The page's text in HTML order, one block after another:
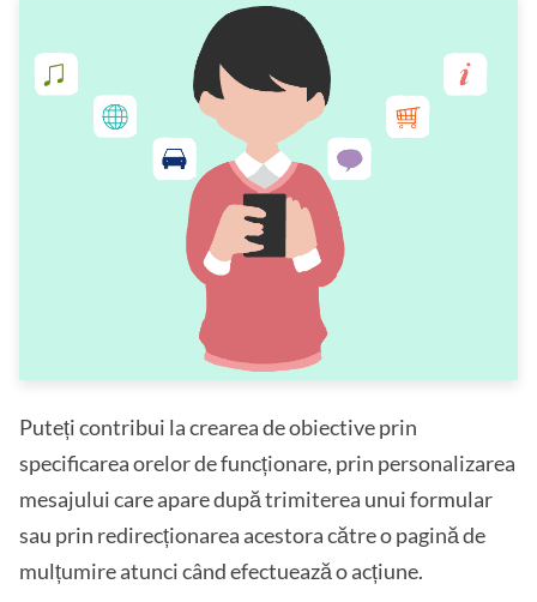
Puteți contribui la crearea de obiective prin
specificarea orelor de funcționare, prin personalizarea
mesajului care apare după trimiterea unui formular
sau prin redirecționarea acestora către o pagină de
mulțumire atunci când efectuează o acțiune.